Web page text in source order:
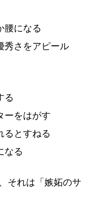
腰になる
秀さをアピール
る
ーをはがす
るとすねる
なる
それは「嫉妬のサ